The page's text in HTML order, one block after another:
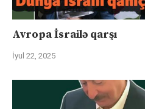
Avropa İsrailə qarşı
İyul 22, 2025